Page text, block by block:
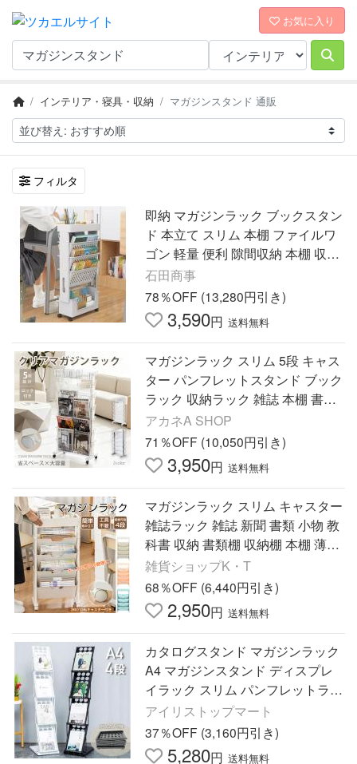
お気に入り
インテリア・寝具・収納 マガジンスタンド 通販
フィルタ
即納 マガジンラック ブックスタン
ド 本立て スリム 本棚 ファイルワ
ゴン 軽量 便利 隙間収納 本棚 収納
ラック スリムラック キャスター付
き 大容量 組立式
石田商事
78％OFF (13,280円引き)
3,590円 送料無料
マガジンラック スリム 5段 キャス
ター パンフレットスタンド ブック
ラック 収納ラック 雑誌 本棚 書類
ワゴン 書類ラック 雑誌ラック カ
タログスタンド 薄型
アカネA SHOP
71％OFF (10,050円引き)
3,950円 送料無料
マガジンラック スリム キャスター
雑誌ラック 雑誌 新聞 書類 小物 教
科書 収納 書類棚 収納棚 本棚 薄型
書類ラック 書類整理 ファイルワゴ
ン おしゃれ 美容室
雑貨ショップK・T
68％OFF (6,440円引き)
2,950円 送料無料
カタログスタンド マガジンラック
A4 マガジンスタンド ディスプレ
イラック スリム パンフレットラッ
ク 新聞スタンド 4段 折りたたみ 雑
誌 収納 雑誌スタンド
アイリストップマート
37％OFF (3,160円引き)
5,280円 送料無料